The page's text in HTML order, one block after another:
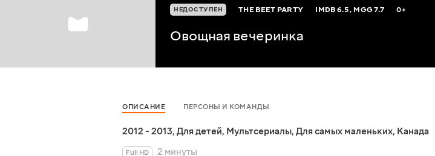
НЕДОСТУПЕН THE BEET PARTY IMDB6.5, MGG7.7 0+
Овощная вечеринка
ОПИСАНИЕ ПЕРСОНЫ И КОМАНДЫ
2012 - 2013, Для детей, Мультсериалы, Для самых маленьких, Канада
Full HD
2 минуты